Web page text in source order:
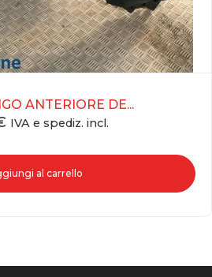
ANTERIORE DE...
IVA e spediz. incl.
al carrello